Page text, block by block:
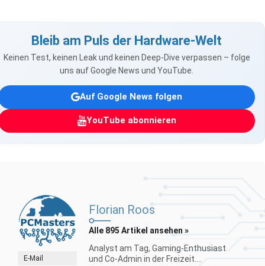
Bleib am Puls der Hardware-Welt
Keinen Test, keinen Leak und keinen Deep-Dive verpassen – folge
uns auf Google News und YouTube.
Auf Google News folgen
YouTube abonnieren
E-Mail
Florian Roos
Alle 895 Artikel ansehen »
Analyst am Tag, Gaming-Enthusiast
und Co-Admin in der Freizeit....